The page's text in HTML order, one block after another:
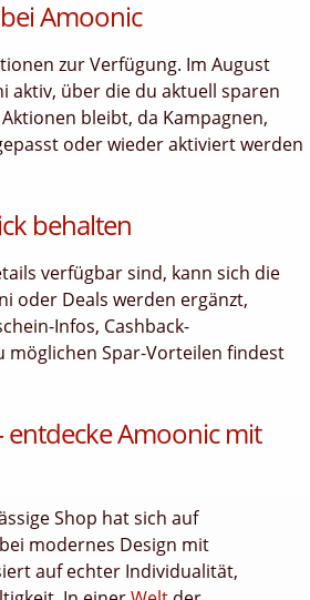
Amoonic
zur Verfügung. Im August
aktiv, über die du aktuell sparen
bleibt, da Kampagnen,
oder wieder aktiviert werden
behalten
verfügbar sind, kann sich die
oder Deals werden ergänzt,
Infos, Cashback-
möglichen Spar-Vorteilen findest
Amoonic mit
Shop hat sich auf
modernes Design mit
auf echter Individualität,